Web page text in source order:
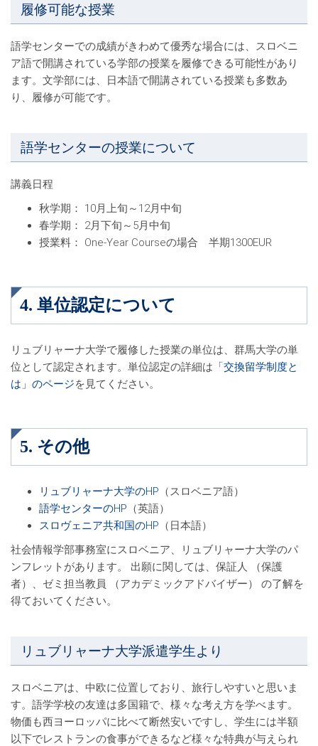
履修可能な授業
語学センターでの成績がきわめて優秀な場合には、スロベニ
ア語で開講されている学部の授業を履修できる可能性があり
ます。文学部には、日本語で開講されている授業も多数あ
り、履修が可能です。
語学センターの授業について
講義日程
秋学期： 10月上旬～12月中旬
春学期： 2月下旬～5月中旬
授業料： One-Year Courseの場合 半期1300EUR
4. 単位認定について
リュブリャーナ大学で履修した授業の単位は、群馬大学の単
位として認定されます。単位認定の詳細は 「交換留学制度と
は」のページを見てください。
5. その他
リュブリャーナ大学のHP （スロベニア語）
語学センターのHP （英語）
スロヴェニア共和国のHP （日本語）
社会情報学部事務室にスロベニア、リュブリャーナ大学のパ
ンフレットがあります。 出願に関しては、保証人 （保護
者）、ゼミ担当教員 （アカデミックアドバイザー） の了解を
得ておいてください。
リュブリャーナ大学派遣学生より
スロベニアは、中欧に位置しており、旅行しやすいと思いま
す。語学学校の友達は多国籍で、様々な考え方を学べます。
物価も西ヨーロッパに比べて断然安いですし、学生には半額
以下でレストランの食事ができるなど様々な特典が与えられ